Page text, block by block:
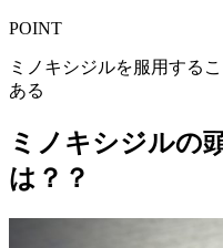
POINT
ミノキシジルを服用する
ある
ミノキシジルの
は？？